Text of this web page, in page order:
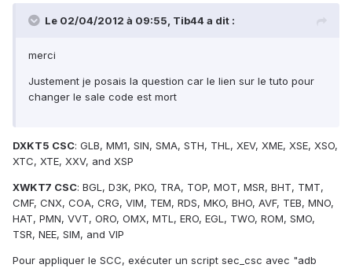
Le 02/04/2012 à 09:55, Tib44 a dit :
merci
Justement je posais la question car le lien sur le tuto pour
changer le sale code est mort
DXKT5 CSC: GLB, MM1, SIN, SMA, STH, THL, XEV, XME, XSE, XSO,
XTC, XTE, XXV, and XSP
XWKT7 CSC: BGL, D3K, PKO, TRA, TOP, MOT, MSR, BHT, TMT,
CMF, CNX, COA, CRG, VIM, TEM, RDS, MKO, BHO, AVF, TEB, MNO,
HAT, PMN, VVT, ORO, OMX, MTL, ERO, EGL, TWO, ROM, SMO,
TSR, NEE, SIM, and VIP
Pour appliquer le SCC, exécuter un script sec_csc avec "adb